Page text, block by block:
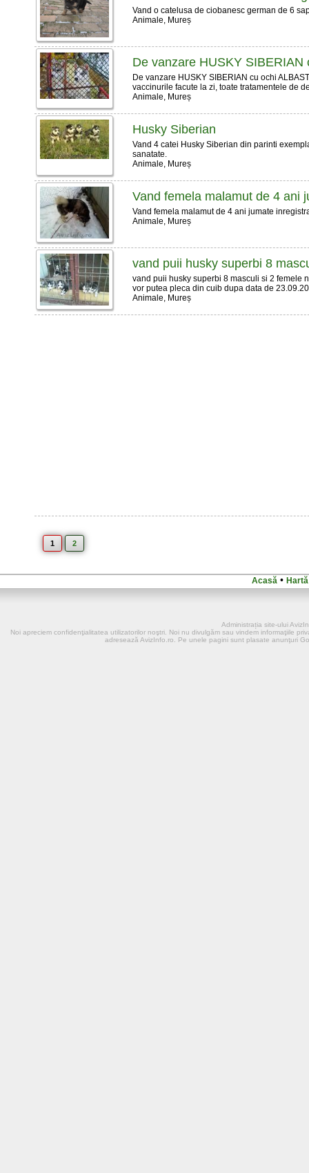
Vand o catelusa de ciobanesc german de 6
Animale, Mureș
De vanzare HUSKY SIBERIAN
De vanzare HUSKY SIBERIAN cu ochi
vaccinurile facute la zi, toate tratamentele de
Animale, Mureș
Husky Siberian
Vand 4 catei Husky Siberian din parinti
sanatate.
Animale, Mureș
Vand femela malamut de 4 ani
Vand femela malamut de 4 ani jumate
Animale, Mureș
vand puii husky superbi 8
vand puii husky superbi 8 masculi si 2 femele
vor putea pleca din cuib dupa data de
Animale, Mureș
1 2
Acasă •
Administrația site-ului
Noi apreciem confidenţialitatea utilizatorilor noştri. Noi nu divulgӑm sau vindem informaţiile
adresează AvizInfo.ro. Pe unele pagini sunt plasate anunţuri